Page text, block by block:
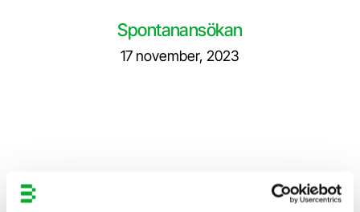
Spontanansökan
17 november, 2023